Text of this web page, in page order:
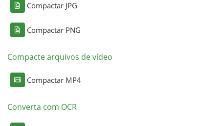
Compactar JPG
Compactar PNG
Compacte arquivos de vídeo
Compactar MP4
Converta com OCR